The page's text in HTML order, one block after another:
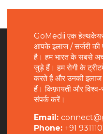
GoMedii एक हेल्थकेयर
आपके इलाज / सर्जरी की
है। हम भारत के सबसे
जुड़े हैं। हम रोगी के
करते हैं और उनकी इलाज
हैं। किफ़ायती और
संपर्क करें।
Email:
Phone: +91